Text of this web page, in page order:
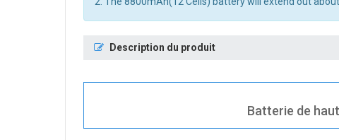
Description du produit
Batterie de